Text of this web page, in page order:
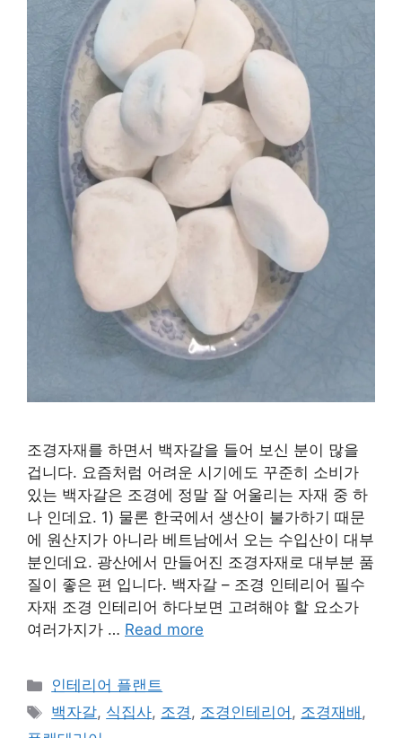
조경자재를 하면서 백자갈을 들어 보신 분이 많을
겁니다. 요즘처럼 어려운 시기에도 꾸준히 소비가
있는 백자갈은 조경에 정말 잘 어울리는 자재 중 하
나 인데요. 1) 물론 한국에서 생산이 불가하기 때문
에 원산지가 아니라 베트남에서 오는 수입산이 대부
분인데요. 광산에서 만들어진 조경자재로 대부분 품
질이 좋은 편 입니다. 백자갈 – 조경 인테리어 필수
자재 조경 인테리어 하다보면 고려해야 할 요소가
여러가지가 … Read more
Categories
인테리어 플랜트
Tags
백자갈, 식집사, 조경, 조경인테리어 , 조경재배 ,